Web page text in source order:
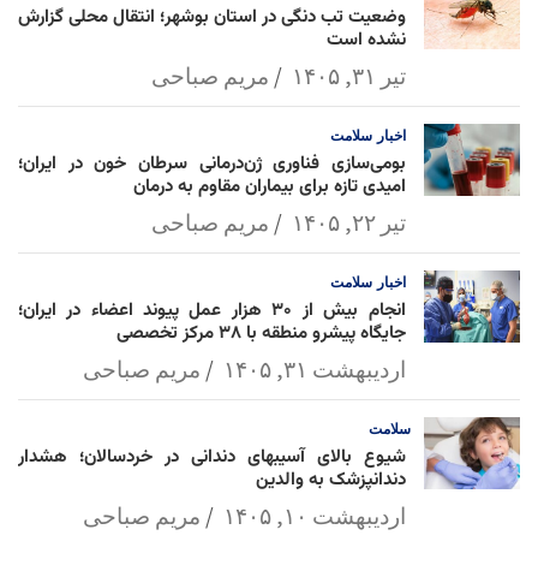
وضعیت تب دنگی در استان بوشهر؛ انتقال محلی گزارش
نشده است
تیر ۳۱, ۱۴۰۵ مریم صباحی
اخبار سلامت
بومی‌سازی فناوری ژن‌درمانی سرطان خون در ایران؛
امیدی تازه برای بیماران مقاوم به درمان
تیر ۲۲, ۱۴۰۵ مریم صباحی
اخبار سلامت
انجام بیش از ۳۰ هزار عمل پیوند اعضاء در ایران؛
جایگاه پیشرو منطقه با ۳۸ مرکز تخصصی
اردیبهشت ۳۱, ۱۴۰۵ مریم صباحی
سلامت
شیوع بالای آسیبهای دندانی در خردسالان؛ هشدار
دندانپزشک به والدین
اردیبهشت ۱۰, ۱۴۰۵ مریم صباحی